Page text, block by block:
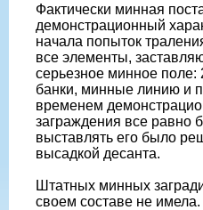
Фактически минная
демонстрационный
начала попыток
все элементы,
серьезное минное
банки, минные линию и
временем
заграждения все равно
выставлять его было
высадкой десанта.
Штатных минных
своем составе не имела.